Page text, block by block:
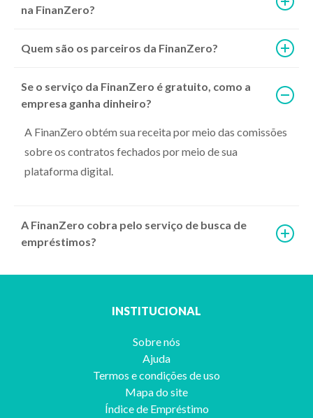
na FinanZero?
Quem são os parceiros da FinanZero?
Se o serviço da FinanZero é gratuito, como a
empresa ganha dinheiro?
A FinanZero obtém sua receita por meio das comissões
sobre os contratos fechados por meio de sua
plataforma digital.
A FinanZero cobra pelo serviço de busca de
empréstimos?
INSTITUCIONAL
Sobre nós
Ajuda
Termos e condições de uso
Mapa do site
Índice de Empréstimo